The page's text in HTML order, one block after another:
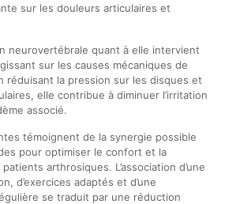
sur les douleurs articulaires et
neurovertébrale quant à elle intervient
sur les causes mécaniques de
réduisant la pression sur les disques et
elle contribue à diminuer l’irritation
associé.
témoignent de la synergie possible
pour optimiser le confort et la
arthrosiques. L’association d’une
d’exercices adaptés et d’une
se traduit par une réduction